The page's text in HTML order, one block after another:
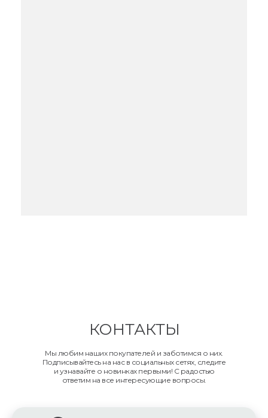
КОНТАКТЫ
Мы любим наших покупателей и заботимся о них.
Подписывайтесь на нас в социальных сетях, следите
и узнавайте о новинках первыми! С радостью
ответим на все интересующие вопросы.